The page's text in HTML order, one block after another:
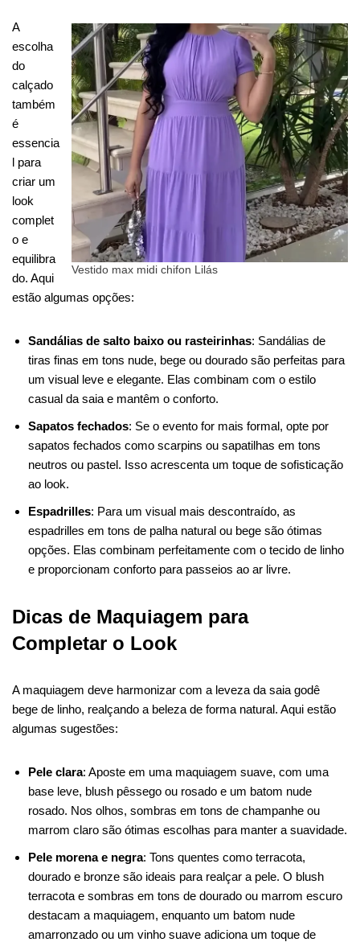
Vestido max midi chifon Lilás
A
escolha
do
calçado
também
é
essencia
l para
criar um
look
complet
o e
equilibra
do. Aqui
estão algumas opções:
Sandálias de salto baixo ou rasteirinhas: Sandálias de
tiras finas em tons nude, bege ou dourado são perfeitas para
um visual leve e elegante. Elas combinam com o estilo
casual da saia e mantêm o conforto.
Sapatos fechados: Se o evento for mais formal, opte por
sapatos fechados como scarpins ou sapatilhas em tons
neutros ou pastel. Isso acrescenta um toque de sofisticação
ao look.
Espadrilles: Para um visual mais descontraído, as
espadrilles em tons de palha natural ou bege são ótimas
opções. Elas combinam perfeitamente com o tecido de linho
e proporcionam conforto para passeios ao ar livre.
Dicas de Maquiagem para
Completar o Look
A maquiagem deve harmonizar com a leveza da saia godê
bege de linho, realçando a beleza de forma natural. Aqui estão
algumas sugestões:
Pele clara: Aposte em uma maquiagem suave, com uma
base leve, blush pêssego ou rosado e um batom nude
rosado. Nos olhos, sombras em tons de champanhe ou
marrom claro são ótimas escolhas para manter a suavidade.
Pele morena e negra: Tons quentes como terracota,
dourado e bronze são ideais para realçar a pele. O blush
terracota e sombras em tons de dourado ou marrom escuro
destacam a maquiagem, enquanto um batom nude
amarronzado ou um vinho suave adiciona um toque de